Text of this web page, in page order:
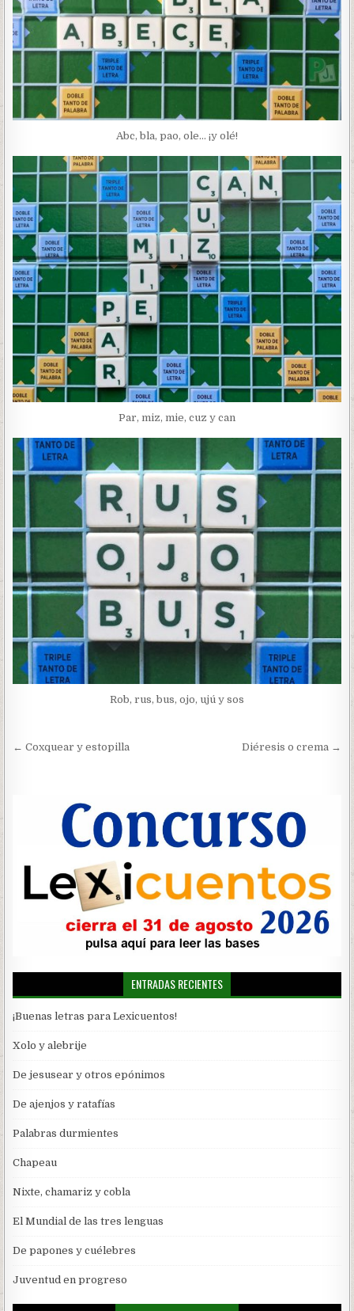
Abc, bla, pao, ole… ¡y olé!
Par, miz, mie, cuz y can
Rob, rus, bus, ojo, ujú y sos
Navegación
← Coxquear y estopilla Diéresis o crema →
ENTRADAS RECIENTES
¡Buenas letras para Lexicuentos!
Xolo y alebrije
De jesusear y otros epónimos
De ajenjos y ratafías
Palabras durmientes
Chapeau
Nixte, chamariz y cobla
El Mundial de las tres lenguas
De papones y cuélebres
Juventud en progreso